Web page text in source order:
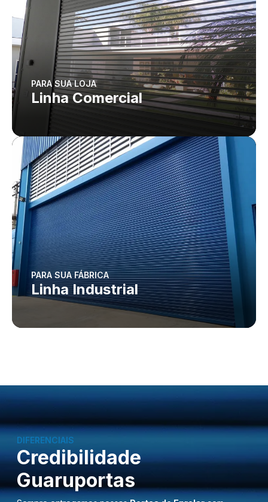
PARA SUA LOJA
Linha Comercial
PARA SUA FÁBRICA
Linha Industrial
DIFERENCIAIS
Credibilidade
Guaruportas